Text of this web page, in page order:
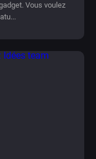
Vous voulez